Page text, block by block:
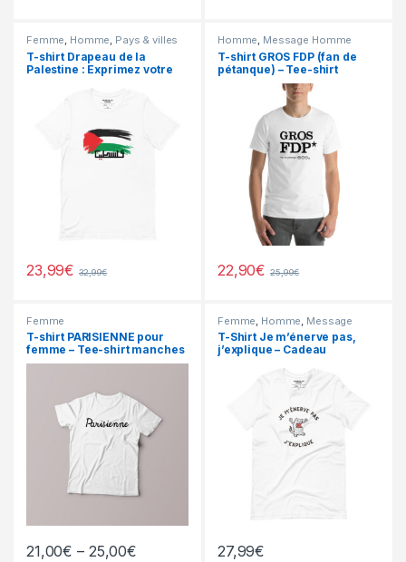
Femme, Homme, Pays & villes
Femme,Pays & villes Homme
PROMOS
T-shirt Drapeau de la
Palestine : Exprimez votre
23,99€ 32,99€
Homme, Message Homme
T-shirt GROS FDP (fan de
pétanque) – Tee-shirt
22,90€ 25,99€
Femme
T-shirt PARISIENNE pour
femme – Tee-shirt manches
courtes
21,00€ – 25,00€
Femme Homme Message
Femme, Message Homme
PROMOS
T-Shirt Je m’énerve pas,
j’explique – Cadeau
27,99€